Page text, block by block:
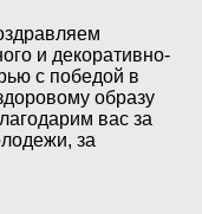
и декоративно-
с победой в
образу
вас за
за